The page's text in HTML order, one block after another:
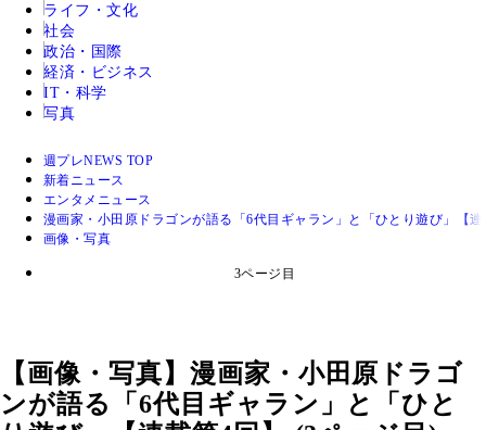
ライフ・文化
社会
政治・国際
経済・ビジネス
IT・科学
写真
週プレNEWS TOP
新着ニュース
エンタメニュース
漫画家・小田原ドラゴンが語る「6代目ギャラン」と「ひとり遊び」【
画像・写真
3ページ目
【画像・写真】漫画家・小田原ドラゴ
ンが語る「6代目ギャラン」と「ひと